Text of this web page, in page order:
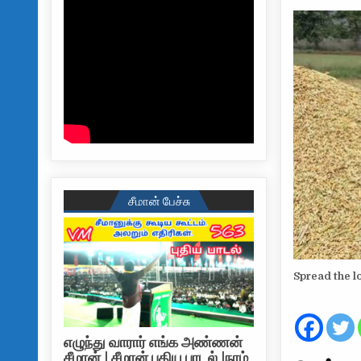
Spread the
சீமான் பேச்சு
எழுந்து வாரார் எங்க அண்ணன்
சீமான் | சீமான் புதிய பாடல் |நாம்